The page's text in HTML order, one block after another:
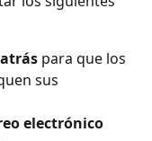
para que los
sus
electrónico